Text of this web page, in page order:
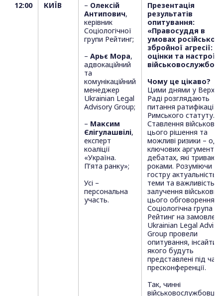
12:00 КИЇВ – Олексій
Антипович,
керівник
Соціологічної
групи Рейтинг;
– Арьє Мора,
адвокаційний
та
комунікаційний
менеджер
Ukrainian Legal
Advisory Group;
– Максим
Єлігулашвілі,
експерт
коаліції
«Україна.
П’ята ранку»;
Усі –
персональна
участь.
Презентація
результатів
опитування:
«Правосуддя в
умовах російської
збройної агресії:
оцінки та настрої
Чому це цікаво?
Цими днями у
Раді розглядають
питання ратифікації
Римського статуту.
Ставлення
цього рішення та
можливі ризики –
ключових аргументів
дебатах, які
роками. Розуміючи
гостру актуальність
теми та важливість
залучення
цього обговорення,
Соціологічна група
Рейтинг на
Ukrainian Legal
Group провели
опитування, інсайти з
якого будуть
представлені під час
пресконференції.
Так, чинні
військовослужбовці